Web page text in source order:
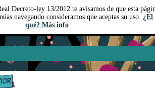
Decreto-ley 13/2012 te avisamos de que esta
navegando consideramos que aceptas su uso. ¿El
qué? Más info